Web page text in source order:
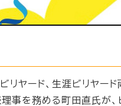
リヤード、生涯ビリヤー
事を務める町田直氏が